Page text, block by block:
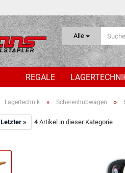
Alle
REGALE
Lagertechnik » Scherenhubwagen »
Letzter » 4 Artikel in dieser Kategorie